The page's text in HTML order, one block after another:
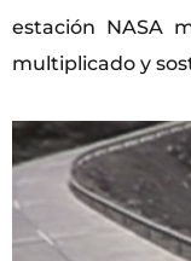
estación NASA
multiplicado y